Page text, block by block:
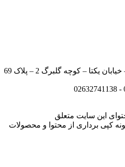
آدرس: کرج – میدان والفجر – خیابان یکتا – کوچه گلبرگ 2 – پلاک 69
سایت متعلق
برداری از محتوا و محصولات